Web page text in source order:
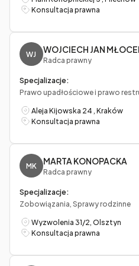
Konsultacja prawna
WJ WOJCIECH JAN
Radca prawny
Specjalizacje:
Prawo upadłościowe i prawo
Aleja Kijowska 24 , Kraków
Konsultacja prawna
MK MARTA KONOPACKA
Radca prawny
Specjalizacje:
Zobowiązania, Sprawy rodzinne
Wyzwolenia 31/2, Olsztyn
Konsultacja prawna